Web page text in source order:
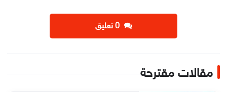
‫0 تعليق
مقالات مقترحة